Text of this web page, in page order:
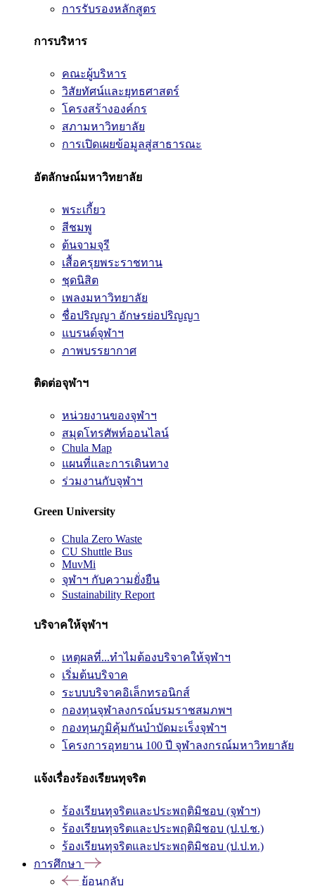
การรับรองหลักสูตร
การบริหาร
คณะผู้บริหาร
วิสัยทัศน์และยุทธศาสตร์
โครงสร้างองค์กร
สภามหาวิทยาลัย
การเปิดเผยข้อมูลสู่สาธารณะ
อัตลักษณ์มหาวิทยาลัย
พระเกี้ยว
สีชมพู
ต้นจามจุรี
เสื้อครุยพระราชทาน
ชุดนิสิต
เพลงมหาวิทยาลัย
ชื่อปริญญา อักษรย่อปริญญา
แบรนด์จุฬาฯ
ภาพบรรยากาศ
ติดต่อจุฬาฯ
หน่วยงานของจุฬาฯ
สมุดโทรศัพท์ออนไลน์
Chula Map
แผนที่และการเดินทาง
ร่วมงานกับจุฬาฯ
Green University
Chula Zero Waste
CU Shuttle Bus
MuvMi
จุฬาฯ กับความยั่งยืน
Sustainability Report
บริจาคให้จุฬาฯ
เหตุผลที่...ทำไมต้องบริจาคให้จุฬาฯ
เริ่มต้นบริจาค
ระบบบริจาคอิเล็กทรอนิกส์
กองทุนจุฬาลงกรณ์บรมราชสมภพฯ
กองทุนภูมิคุ้มกันบำบัดมะเร็งจุฬาฯ
โครงการอุทยาน 100 ปี จุฬาลงกรณ์มหาวิทยาลัย
แจ้งเรื่องร้องเรียนทุจริต
ร้องเรียนทุจริตและประพฤติมิชอบ (จุฬาฯ)
ร้องเรียนทุจริตและประพฤติมิชอบ (ป.ป.ช.)
ร้องเรียนทุจริตและประพฤติมิชอบ (ป.ป.ท.)
การศึกษา
ย้อนกลับ